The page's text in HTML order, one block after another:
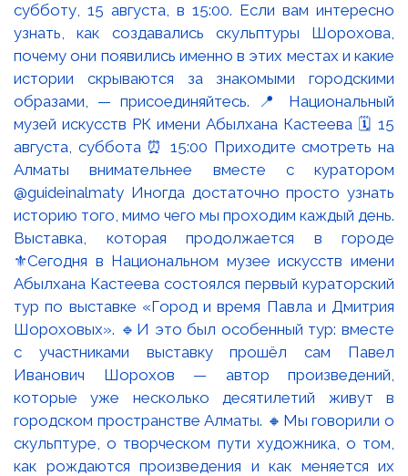
Выставка, которая продолжается в городе
⚜️Сегодня в Национальном музее искусств имени
Абылхана Кастеева состоялся первый кураторский
тур по выставке «Город и время Павла и Дмитрия
Шороховых». 🔹И это был особенный тур: вместе
с участниками выставку прошёл сам Павел
Иванович Шорохов — автор произведений,
которые уже несколько десятилетий живут в
городском пространстве Алматы. 🔸Мы говорили о
скульптуре, о творческом пути художника, о том,
как рождаются произведения и как меняется их